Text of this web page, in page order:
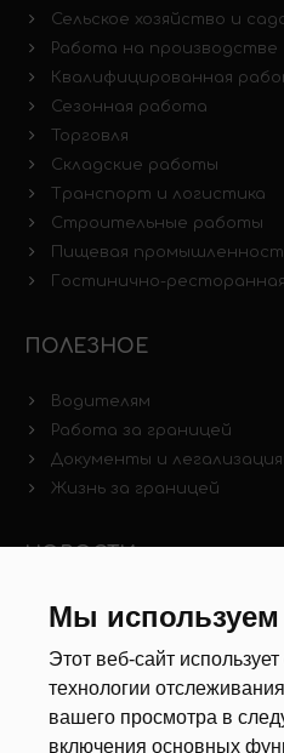
Мы используем
Этот веб-сайт
технологии
вашего просмотра в
включения основных
Сельское хозяйство и
Работа на производстве
Квалифицированная
Сезонная работа
Торговля
Складские работы
Транспорт и логистика
Строительные работы
Пищевая
Гостинично-
ПОЛЕЗНОЕ
Водителям
Работа за границей
Документы и легализация
Жизнь за границей
НОВОСТИ
Новости рынка труда